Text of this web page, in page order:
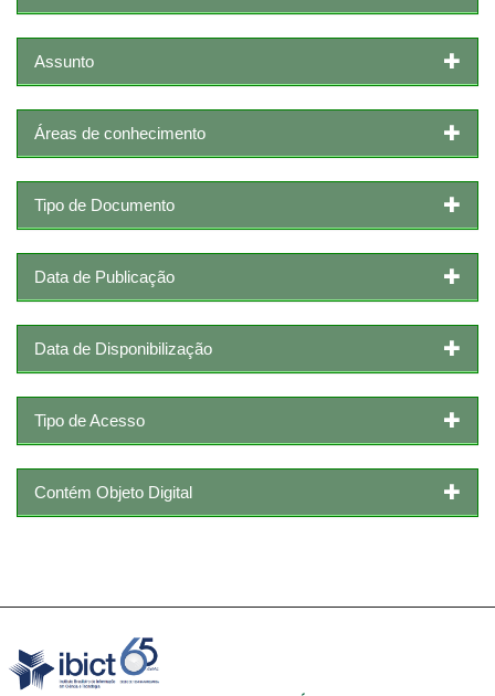
Assunto
Áreas de conhecimento
Tipo de Documento
Data de Publicação
Data de Disponibilização
Tipo de Acesso
Contém Objeto Digital